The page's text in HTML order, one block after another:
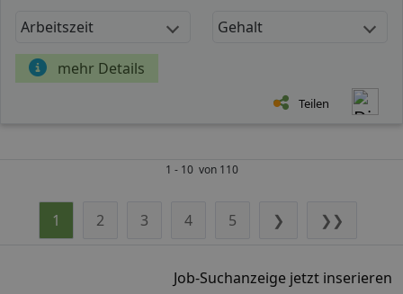
Arbeitszeit Gehalt
mehr Details
Teilen
1 - 10 von 110
1 2 3 4 5 ❯ ❯❯
Job-Suchanzeige jetzt inserieren